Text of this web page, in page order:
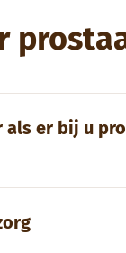
als er bij u